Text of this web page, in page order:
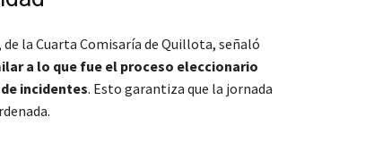
de la Cuarta Comisaría de Quillota, señaló
a lo que fue el proceso eleccionario
incidentes. Esto garantiza que la jornada